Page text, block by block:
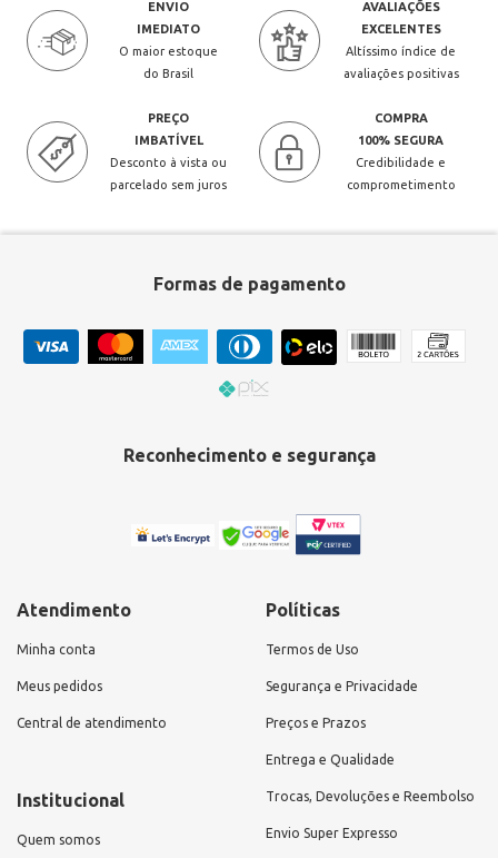
ENVIO
IMEDIATO
O maior estoque
do Brasil
AVALIAÇÕES
EXCELENTES
Altíssimo índice de
avaliações positivas
PREÇO
IMBATÍVEL
Desconto à vista ou
parcelado sem juros
COMPRA
100% SEGURA
Credibilidade e
comprometimento
Formas de pagamento
Reconhecimento e segurança
Atendimento
Minha conta
Meus pedidos
Central de atendimento
Institucional
Quem somos
Políticas
Termos de Uso
Segurança e Privacidade
Preços e Prazos
Entrega e Qualidade
Trocas, Devoluções e Reembolso
Envio Super Expresso